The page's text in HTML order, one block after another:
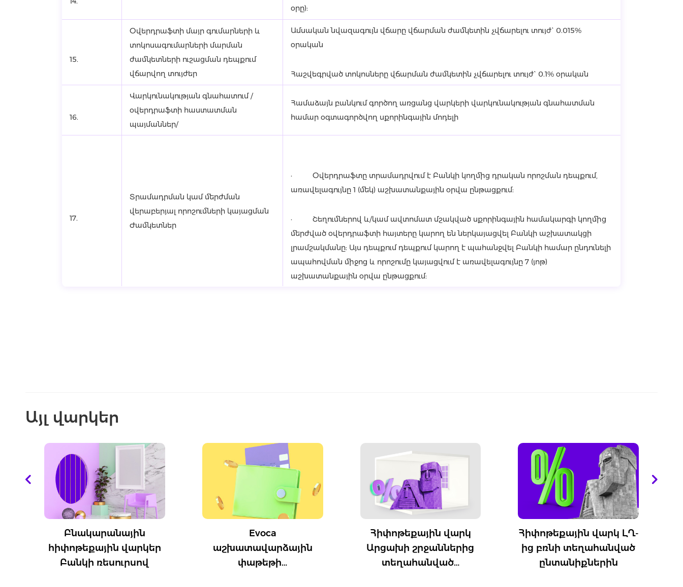
օրը):
15.
Օվերդրաֆտի մայր գումարների և
տոկոսագումարների մարման
ժամկետների ուշացման դեպքում
վճարվող տույժեր
Ամսական նվազագույն վճարը վճարման ժամկետին չվճարելու տույժ` 0.015%
օրական
Հաշվեգրված տոկոսները վճարման ժամկետին չվճարելու տույժ` 0.1% օրական
16.
Վարկունակության գնահատում /
օվերդրաֆտի հաստատման
պայմաններ/
Համաձայն բանկում գործող առցանց վարկերի վարկունակության գնահատման
համար օգտագործվող սքորինգային մոդելի
17.
Տրամադրման կամ մերժման
վերաբերյալ որոշումների կայացման
Ժամկետներ
· Օվերդրաֆտը տրամադրվում է Բանկի կողմից դրական որոշման դեպքում,
առավելագույնը 1 (մեկ) աշխատանքային օրվա ընթացքում:
· Շեղումներով և/կամ ավտոմատ մշակված սքորինգային համակարգի կողմից
մերժված օվերդրաֆտի հայտերը կարող են ներկայացվել Բանկի աշխատակցի
լրամշակմանը: Այս դեպքում դեպքում կարող է պահանջվել Բանկի համար ընդունելի
ապահովման միջոց և որոշումը կայացվում է առավելագույնը 7 (յոթ)
աշխատանքային օրվա ընթացքում:
Այլ վարկեր
վարկեր
աշխատավարձային
փաթեթի…
Հիփոթեքային վարկ
Արցախի շրջաններից
Հիփոթեքային վարկ ԼՂ-
ից բռնի տեղահանված
ընտանիքներին
Ոչ ռեզիդենտ
անձանց